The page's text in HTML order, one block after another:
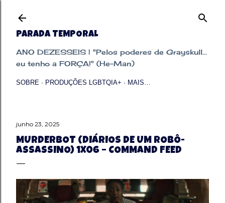
PARADA TEMPORAL
ANO DEZESSEIS | "Pelos poderes de Grayskull...
eu tenho a FORÇA!" (He-Man)
SOBRE PRODUÇÕES LGBTQIA+ MAIS…
junho 23, 2025
MURDERBOT (DIÁRIOS DE UM ROBÔ-
ASSASSINO) 1X06 – COMMAND FEED